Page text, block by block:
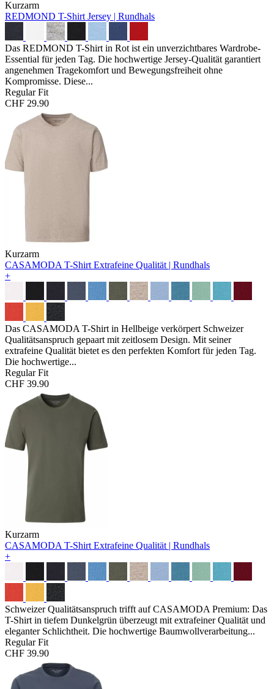
Kurzarm
REDMOND T-Shirt Jersey | Rundhals
Das REDMOND T-Shirt in Rot ist ein unverzichtbares Wardrobe-
Essential für jeden Tag. Die hochwertige Jersey-Qualität garantiert
angenehmen Tragekomfort und Bewegungsfreiheit ohne
Kompromisse. Diese...
Regular Fit
CHF 29.90
Kurzarm
CASAMODA T-Shirt Extrafeine Qualität | Rundhals
+
Das CASAMODA T-Shirt in Hellbeige verkörpert Schweizer
Qualitätsanspruch gepaart mit zeitlosem Design. Mit seiner
extrafeine Qualität bietet es den perfekten Komfort für jeden Tag.
Die hochwertige...
Regular Fit
CHF 39.90
Kurzarm
CASAMODA T-Shirt Extrafeine Qualität | Rundhals
+
Schweizer Qualitätsanspruch trifft auf CASAMODA Premium: Das
T-Shirt in tiefem Dunkelgrün überzeugt mit extrafeiner Qualität und
eleganter Schlichtheit. Die hochwertige Baumwollverarbeitung...
Regular Fit
CHF 39.90